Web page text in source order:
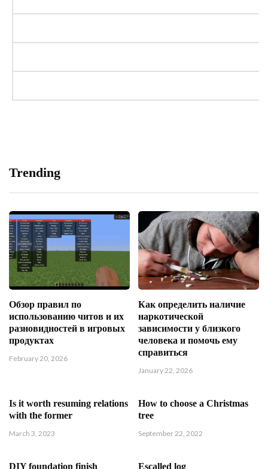
Trending
Обзор правил по
использованию читов и их
разновидностей в игровых
продуктах
February 20, 2026
Как определить наличие
наркотической
зависимости у близкого
человека и помочь ему
справиться
January 22, 2026
Is it worth resuming relations
with the former
March 3, 2023
How to choose a Christmas
tree
September 22, 2022
DIY foundation finish Escalled log